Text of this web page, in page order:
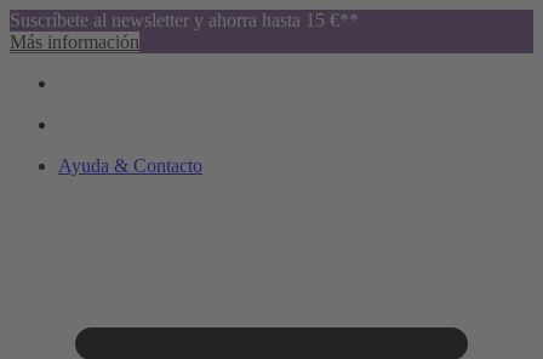
Suscríbete al newsletter y ahorra hasta 15 €**
Más información
Ayuda & Contacto